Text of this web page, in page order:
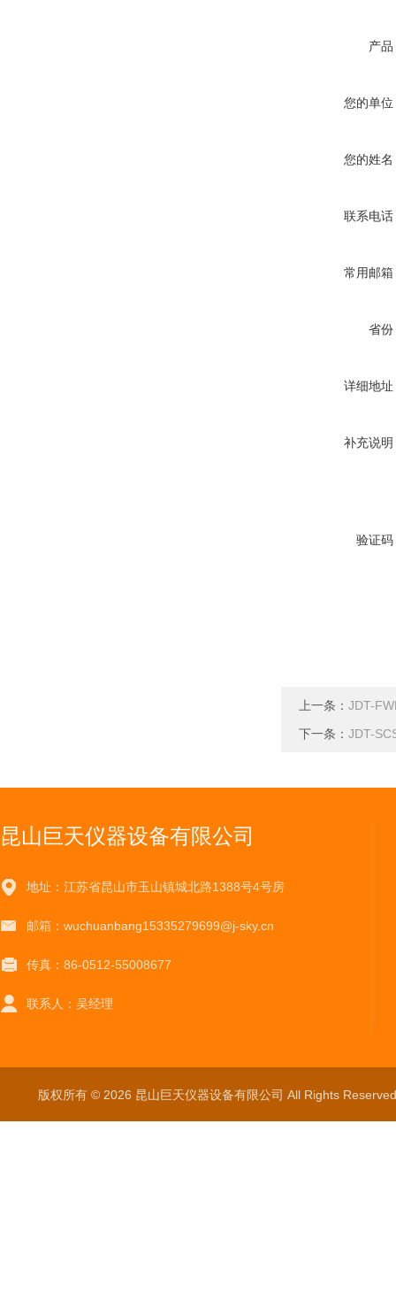
产品
您的单位
您的姓名
联系电话
常用邮箱
省份
详细地址
补充说明
验证码
上一条： JDT-
下一条： JDT-
昆山巨天仪器设备有限公司
地址：江苏省昆山市玉山镇城北路1388号4号房
邮箱：wuchuanbang15335279699@j-sky.cn
传真：86-0512-55008677
联系人：吴经理
版权所有 © 2026 昆山巨天仪器设备有限公司 All Rights